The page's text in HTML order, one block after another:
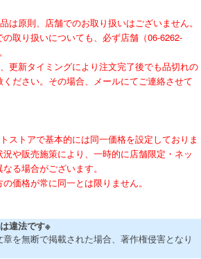
は原則、店舗でのお取り扱いはございません。
取り扱いについても、必ず店舗（06-6262-
更新タイミングにより注文完了後でも品切れの
ださい。その場合、メールにてご連絡させて
ストアで基本的には同一価格を設定しておりま
や販売施策により、一時的に店舗限定・ネッ
る場合がございます。
価格が常に同一とは限りません。
違法です※
を無断で掲載された場合、著作権侵害となり